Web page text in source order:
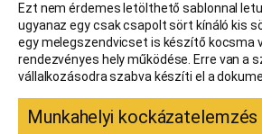
Ezt nem érdemes letölthető sablonnal
ugyanaz egy csak csapolt sört kínáló kis
egy melegszendvicset is készítő kocsma
rendezvényes hely működése. Erre van a
vállalkozásodra szabva készíti el a
Munkahelyi kockázatelemzés